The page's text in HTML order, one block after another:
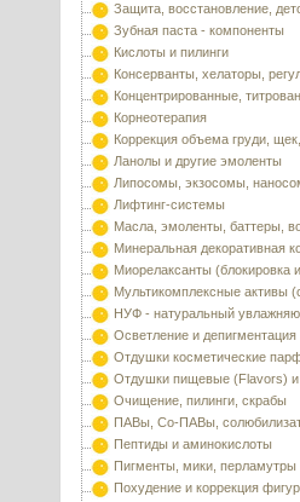
Защита, восстановление,
Зубная паста - компоненты
Кислоты и пилинги
Консерванты, хелаторы,
Концентрированные,
Корнеотерапия
Коррекция объема груди,
Ланолы и другие эмоленты
Липосомы, экзосомы,
Лифтинг-системы
Масла, эмоленты, баттеры,
Минеральная декоративная
Миорелаксанты (блокировка
Мультикомплексные активы
НУФ - натуральный
Осветление и депигментация
Отдушки косметические
Отдушки пищевые (Flavors) и
Очищение, пилинги, скрабы
ПАВы, Со-ПАВы,
Пептиды и аминокислоты
Пигменты, мики, перламутры
Похудение и коррекция